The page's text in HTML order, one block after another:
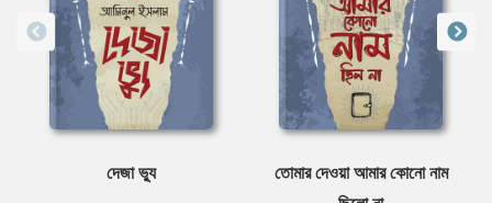
দেজা ভ্যু
তোমার দেওয়া আমার কোনো নাম